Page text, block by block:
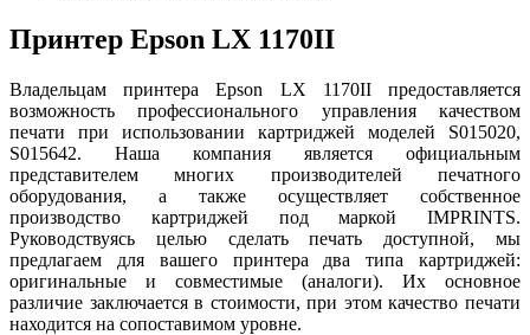
Принтер Epson LX 1170II
Владельцам принтера Epson LX 1170II предоставляется
возможность профессионального управления качеством
печати при использовании картриджей моделей S015020,
S015642. Наша компания является официальным
представителем многих производителей печатного
оборудования, а также осуществляет собственное
производство картриджей под маркой IMPRINTS.
Руководствуясь целью сделать печать доступной, мы
предлагаем для вашего принтера два типа картриджей:
оригинальные и совместимые (аналоги). Их основное
различие заключается в стоимости, при этом качество печати
находится на сопоставимом уровне.